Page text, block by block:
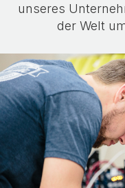
unseres
der Welt